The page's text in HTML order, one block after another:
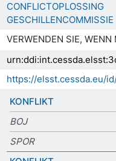
CONFLICTOPLOSSING
GESCHILLENCOMMISSIE
VERWENDEN SIE, WENN
https://elsst.cessda.eu/
KONFLIKT
BOJ
SPOR